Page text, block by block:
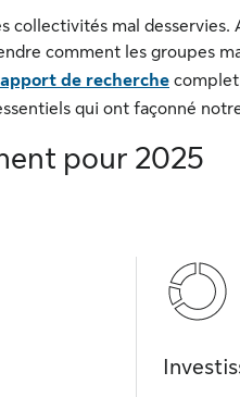
collectivités mal desservies.
comment les groupes
de recherche
qui ont façonné
pour 2025